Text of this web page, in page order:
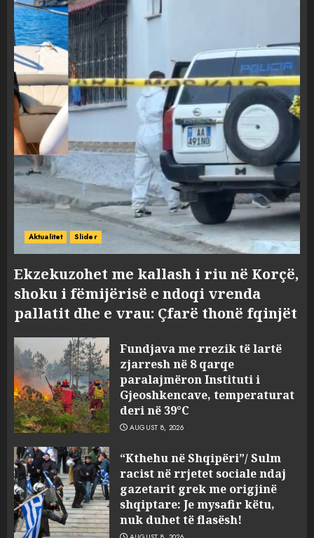
Aktualitet Slider
Ekzekuzohet me kallash i riu në Korçë,
shoku i fëmijërisë e ndoqi vrenda
pallatit dhe e vrau: Çfarë thonë fqinjët
Fundjava me rrezik të lartë
zjarresh në 8 qarqe
paralajmëron Instituti i
Gjeoshkencave, temperaturat
deri në 39°C
AUGUST 8, 2026
“Kthehu në Shqipëri”/ Sulm
racist në rrjetet sociale ndaj
gazetarit grek me origjinë
shqiptare: Je mysafir këtu,
nuk duhet të flasësh!